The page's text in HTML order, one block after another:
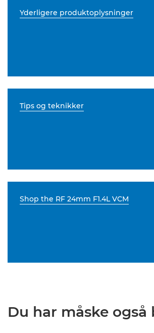
Yderligere produktoplysninger
Tips og teknikker
Shop the RF 24mm F1.4L VCM
Du har måske også